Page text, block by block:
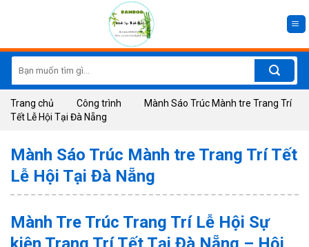
for:
Trang chủ Công trình
Mành Sáo Trúc Mành tre Trang Trí
Tết Lễ Hội Tại Đà Nẵng
Mành Sáo Trúc Mành tre Trang Trí Tết
Lễ Hội Tại Đà Nẵng
Mành Tre Trúc Trang Trí Lễ Hội Sự